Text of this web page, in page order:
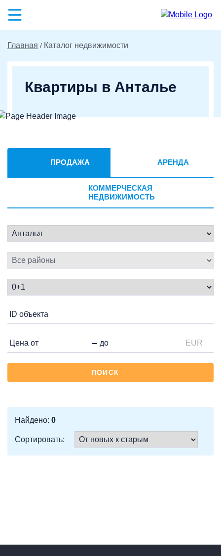
Главная Каталог недвижимости
Квартиры в Анталье
ПРОДАЖА АРЕНДА
КОММЕРЧЕСКАЯ
НЕДВИЖИМОСТЬ
EUR
ПОИСК
Найдено: 0
Сортировать: